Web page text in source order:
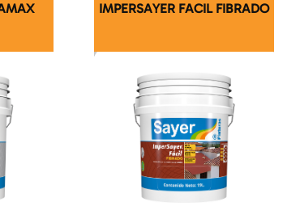
IMPERSAYER FACIL FIBRADO